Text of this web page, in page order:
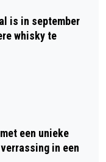
is in september
whisky te
een unieke
in een